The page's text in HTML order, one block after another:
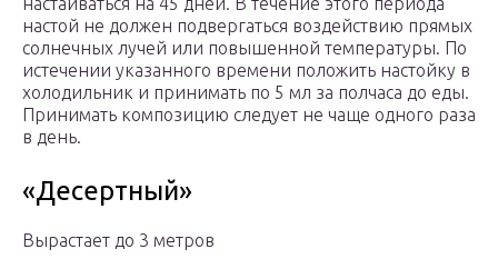
настой не должен подвергаться воздействию прямых
солнечных лучей или повышенной температуры. По
истечении указанного времени положить настойку в
холодильник и принимать по 5 мл за полчаса до еды.
Принимать композицию следует не чаще одного раза
в день.
«Десертный»
Вырастает до 3 метров